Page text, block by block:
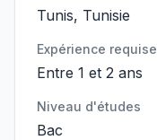
Tunis, Tunisie
Expérience requise
Entre 1 et 2 ans
Niveau d'études
Bac